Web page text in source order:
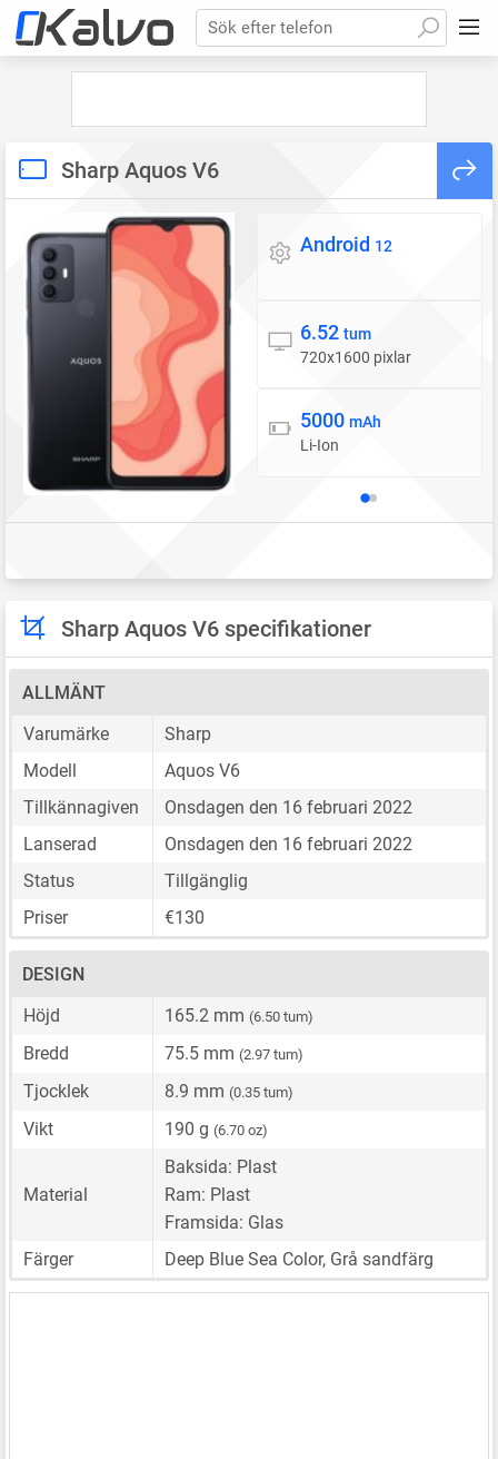
Sök efter telefon
Sharp Aquos V6
Operativsystem
Android 12
Skärm
6.52 tum
720x1600 pixlar
Batteri
5000 mAh
Li-Ion
Sharp Aquos V6 specifikationer
ALLMÄNT
Varumärke
Sharp
Modell
Aquos V6
Tillkännagiven
Onsdagen den 16 februari 2022
Lanserad
Onsdagen den 16 februari 2022
Status
Tillgänglig
Priser
€130
DESIGN
Höjd
165.2 mm (6.50 tum)
Bredd 75.5 mm (2.97 tum)
Tjocklek 8.9 mm (0.35 tum)
Vikt 190 g (6.70 oz)
Material
Baksida: Plast
Ram: Plast
Framsida: Glas
Färger
Deep Blue Sea Color, Grå sandfärg